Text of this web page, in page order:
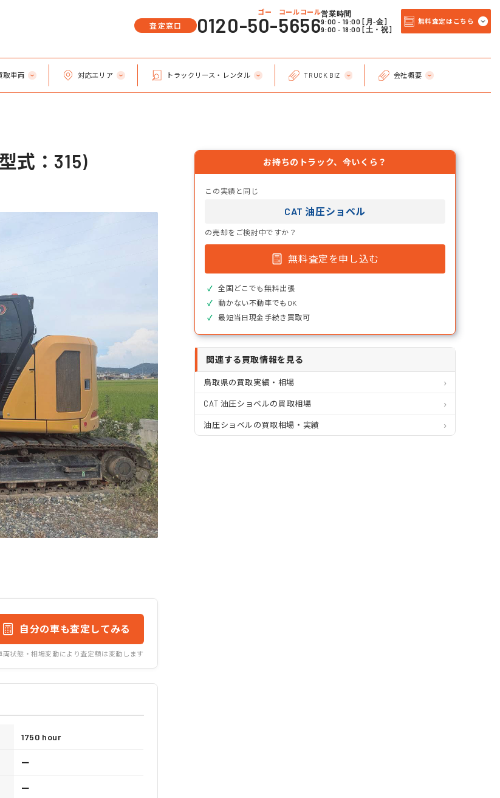
査定窓口
ゴー コールコール
0120-50-5656営業時間
9:00 - 19:00 [月-金]
9:00 - 18:00 [土・祝]
無料査定はこちら
取車両 対応エリア トラックリース・レンタル TRUCK BIZ 会社概要
式：315)
自分の車も査定してみる
状態・相場変動により査定額は変動します
1750 hour
ー
ー
お持ちのトラック、今いくら？
この実績と同じ
CAT 油圧ショベル
の売却をご検討中ですか？
無料査定を申し込む
全国どこでも無料出張
動かない不動車でもOK
最短当日現金手続き買取可
関連する買取情報を見る
鳥取県の買取実績・相場
CAT 油圧ショベルの買取相場
油圧ショベルの買取相場・実績